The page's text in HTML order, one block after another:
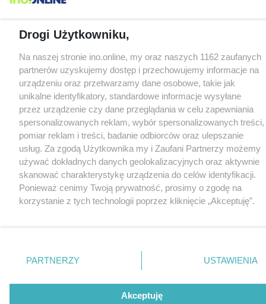
Drogi Użytkowniku,
Na naszej stronie ino.online, my oraz naszych 1162 zaufanych
partnerów uzyskujemy dostęp i przechowujemy informacje na
urządzeniu oraz przetwarzamy dane osobowe, takie jak
unikalne identyfikatory, standardowe informacje wysyłane
przez urządzenie czy dane przeglądania w celu zapewniania
spersonalizowanych reklam, wybór spersonalizowanych treści,
pomiar reklam i treści, badanie odbiorców oraz ulepszanie
usług. Za zgodą Użytkownika my i Zaufani Partnerzy możemy
używać dokładnych danych geolokalizacyjnych oraz aktywnie
skanować charakterystykę urządzenia do celów identyfikacji.
Ponieważ cenimy Twoją prywatność, prosimy o zgodę na
korzystanie z tych technologii poprzez kliknięcie „Akceptuję”.
nie wymagają zgody użytkownika, ale masz prawo sprzeciwić
się takiemu przetwarzaniu. Preferencje będą miały
Zapoznaj się z poniższymi informacjami, abyś mógł świadomie
PARTNERZY USTAWIENIA
Akceptuję